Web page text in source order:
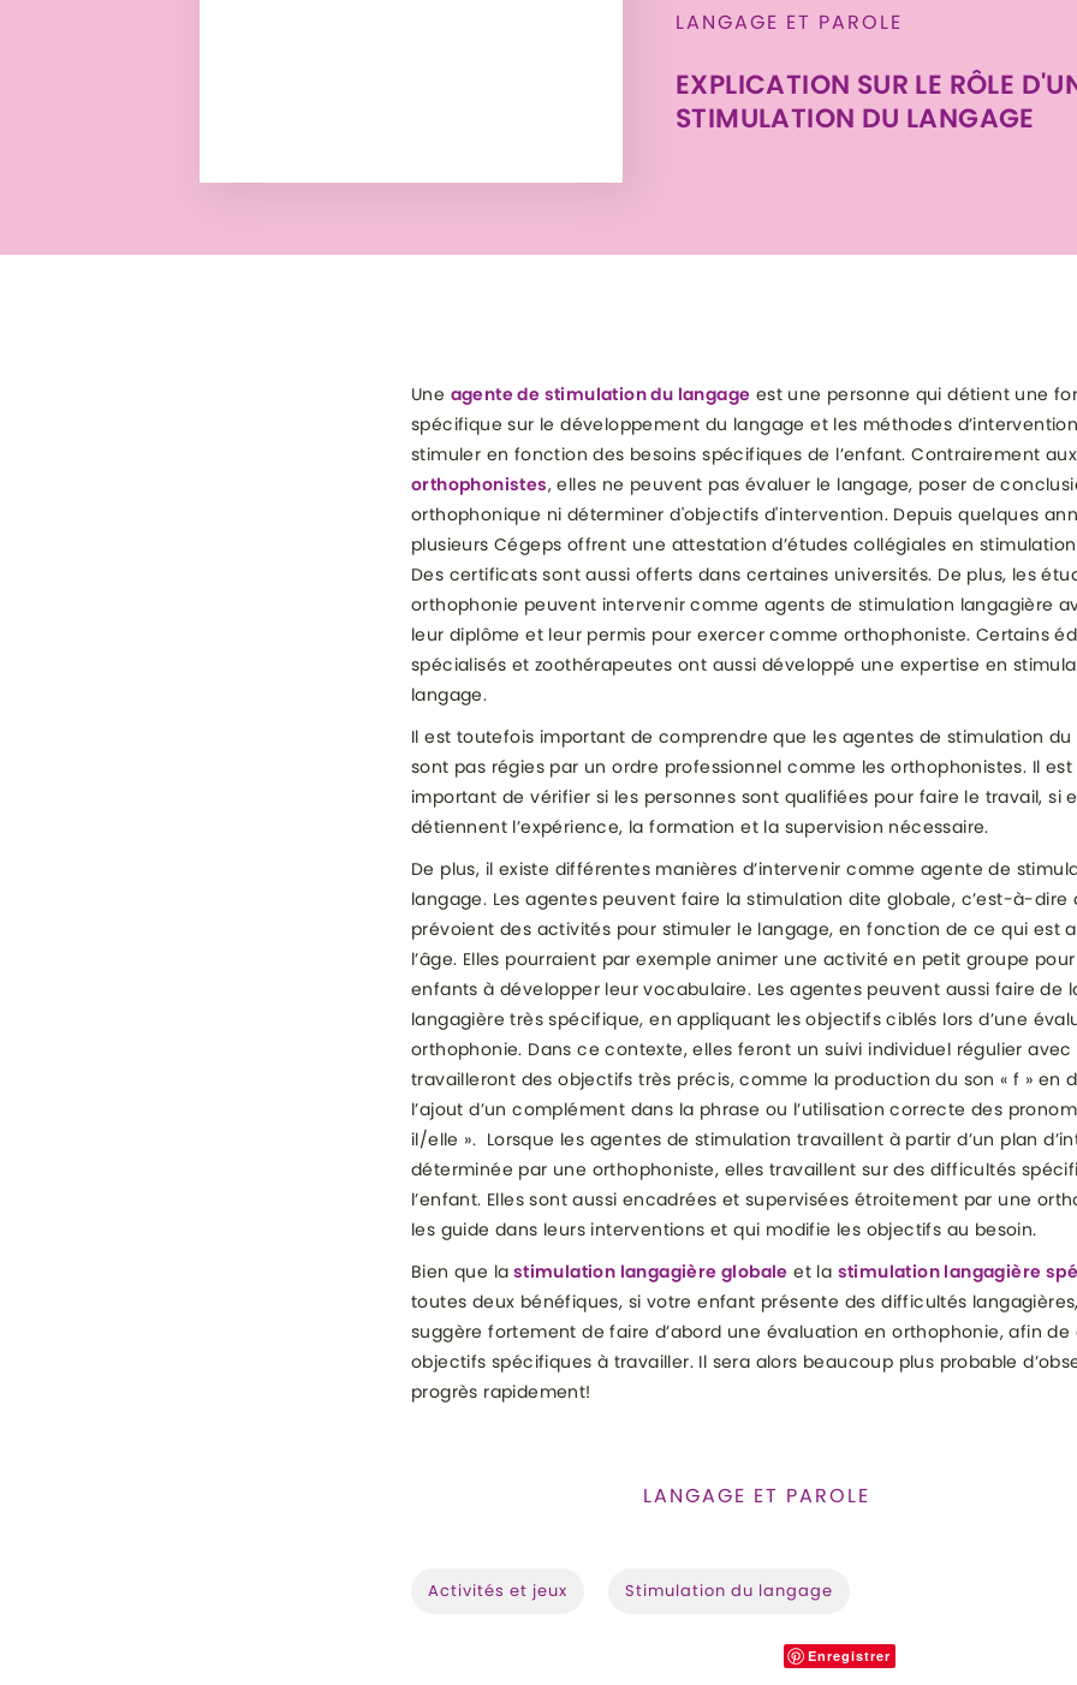
LANGAGE ET PAROLE
EXPLICATION SUR LE RÔLE
STIMULATION DU LANGAGE
Une agente de stimulation du langage est une personne qui détient une
spécifique sur le développement du langage et les méthodes
stimuler en fonction des besoins spécifiques de l’enfant. Contrairement aux
orthophonistes, elles ne peuvent pas évaluer le langage, poser de
orthophonique ni déterminer d'objectifs d'intervention. Depuis quelques
plusieurs Cégeps offrent une attestation d’études collégiales en
Des certificats sont aussi offerts dans certaines universités. De plus, les
orthophonie peuvent intervenir comme agents de stimulation langagière
leur diplôme et leur permis pour exercer comme orthophoniste. Certains
spécialisés et zoothérapeutes ont aussi développé une expertise en
langage.
Il est toutefois important de comprendre que les agentes de stimulation du
sont pas régies par un ordre professionnel comme les orthophonistes. Il
important de vérifier si les personnes sont qualifiées pour faire le travail, si
détiennent l’expérience, la formation et la supervision nécessaire.
De plus, il existe différentes manières d’intervenir comme agente de
langage. Les agentes peuvent faire la stimulation dite globale, c’est-à-dire
prévoient des activités pour stimuler le langage, en fonction de ce qui est
l’âge. Elles pourraient par exemple animer une activité en petit groupe
enfants à développer leur vocabulaire. Les agentes peuvent aussi faire de
langagière très spécifique, en appliquant les objectifs ciblés lors d’une
orthophonie. Dans ce contexte, elles feront un suivi individuel régulier
travailleront des objectifs très précis, comme la production du son « f » en
l’ajout d’un complément dans la phrase ou l’utilisation correcte des
il/elle ». Lorsque les agentes de stimulation travaillent à partir d’un plan
déterminée par une orthophoniste, elles travaillent sur des difficultés
l’enfant. Elles sont aussi encadrées et supervisées étroitement par une
les guide dans leurs interventions et qui modifie les objectifs au besoin.
Bien que la stimulation langagière globale et la stimulation langagière
toutes deux bénéfiques, si votre enfant présente des difficultés
suggère fortement de faire d’abord une évaluation en orthophonie, afin de
objectifs spécifiques à travailler. Il sera alors beaucoup plus probable
progrès rapidement!
LANGAGE ET PAROLE
Activités et jeux Stimulation du langage
Enregistrer